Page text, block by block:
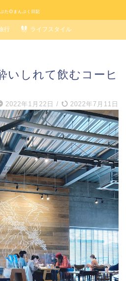
た◎まんぷく日記
行 ライフスタイル
いしれて飲むコーヒ
2022年1月22日 / 2022年7月11日